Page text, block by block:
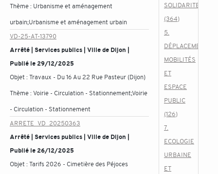
Thème : Urbanisme et aménagement
urbain;Urbanisme et aménagement urbain
VD-25-AT-13790
Arrêté | Services publics | Ville de Dijon |
Publié le 29/12/2025
Objet :Travaux - Du 16 Au 22 Rue Pasteur (Dijon)
Thème :Voirie - Circulation - Stationnement;Voirie
- Circulation - Stationnement
ARRETE_VD_20250363
Arrêté | Services publics | Ville de Dijon |
Publié le 26/12/2025
Objet :Tarifs 2026 - Cimetière des Péjoces
SOLIDARITES
(364)
5.
DÉPLACEMENTS,
MOBILITÉS
ET
ESPACE
PUBLIC
(126)
7.
ECOLOGIE
URBAINE
ET